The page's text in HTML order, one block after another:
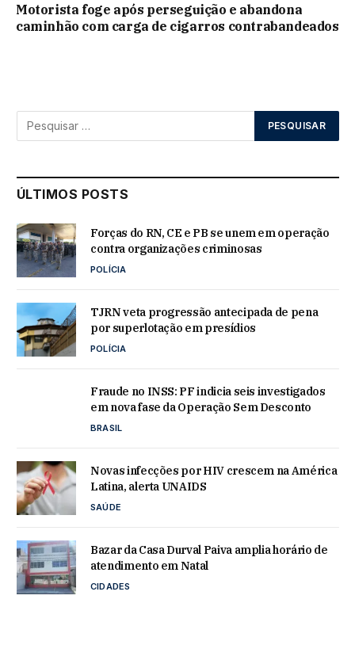
Motorista foge após perseguição e abandona
caminhão com carga de cigarros contrabandeados
ÚLTIMOS POSTS
Forças do RN, CE e PB se unem em operação
contra organizações criminosas
POLÍCIA
TJRN veta progressão antecipada de pena
por superlotação em presídios
POLÍCIA
Fraude no INSS: PF indicia seis investigados
em nova fase da Operação Sem Desconto
BRASIL
Novas infecções por HIV crescem na América
Latina, alerta UNAIDS
SAÚDE
Bazar da Casa Durval Paiva amplia horário de
atendimento em Natal
CIDADES